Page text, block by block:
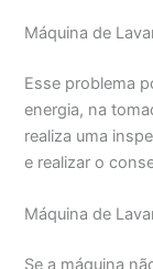
Máquina de
Esse problema
energia, na
realiza uma
e realizar o
Máquina de
Se a máquina